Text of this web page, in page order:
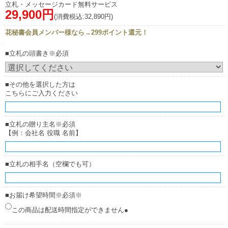
立札・メッセージカード無料サービス
29,900円 (消費税込:32,890円)
花秘書会員メンバー様なら→299ポイント還元！
■立札の頭書き※必須
■その他を選択した方は
こちらにご入力ください
■立札の贈り主名※必須
【例：会社名 役職 名前】
■立札の相手名（空欄でも可）
■お届け希望時間※必須※
この商品は配送時間指定ができません●